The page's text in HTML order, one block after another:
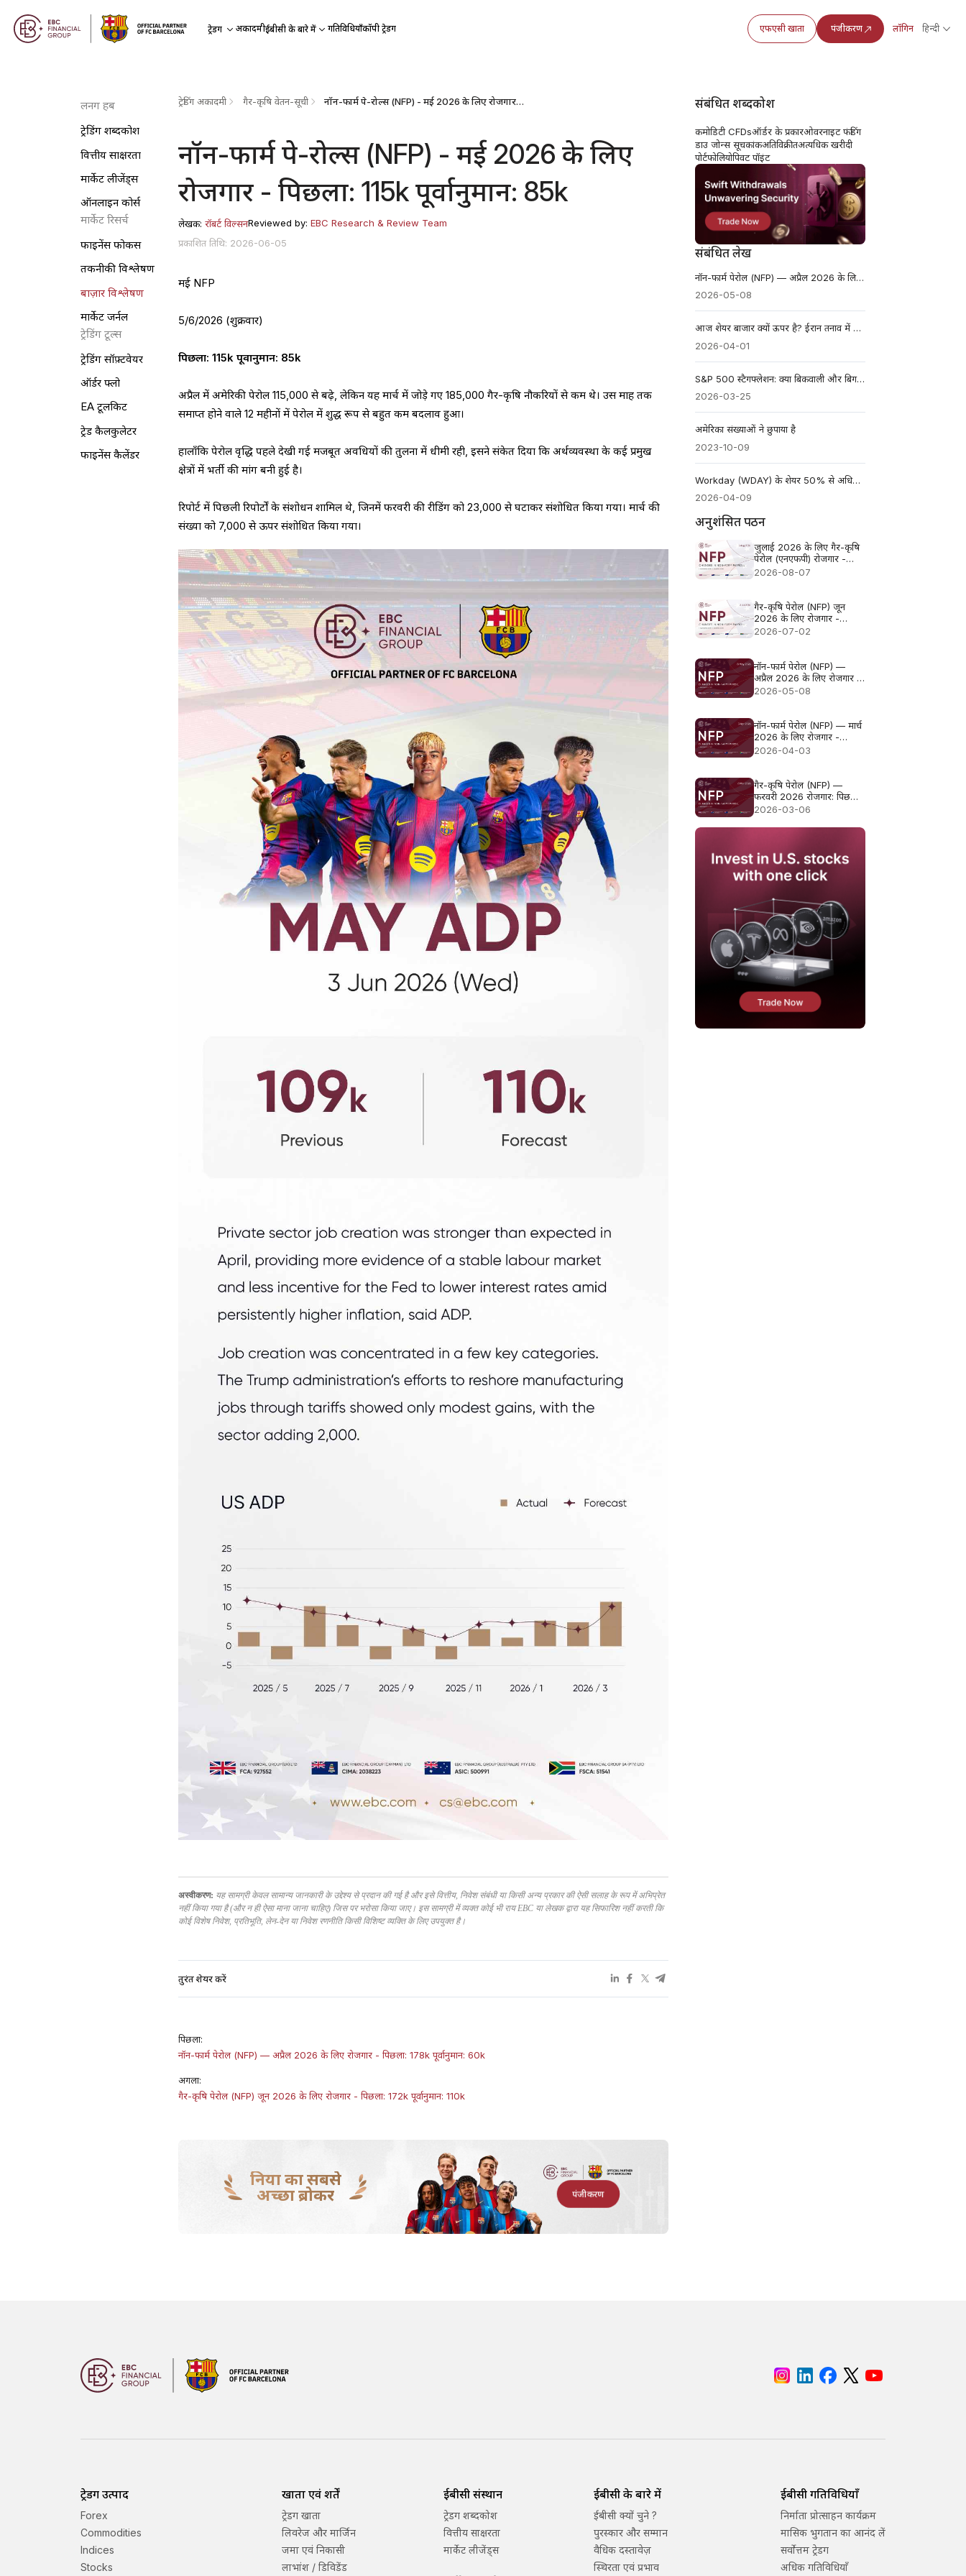
ट्रेडिंग अकादमीईबीसी के बारे में गतिविधियाँकॉपी ट्रेडिंग एफएसी खाता पंजीकरण लॉगिन हिन्दी
लर्निंग हब
ट्रेडिंग शब्दकोश
वित्तीय साक्षरता
मार्केट लीजेंड्स
ऑनलाइन कोर्स
मार्केट रिसर्च
फाइनेंस फोकस
तकनीकी विश्लेषण
बाज़ार विश्लेषण
मार्केट जर्नल
ट्रेडिंग टूल्स
ट्रेडिंग सॉफ़्टवेयर
ऑर्डर फ्लो
EA टूलकिट
ट्रेड कैलकुलेटर
फाइनेंस कैलेंडर
ट्रेडिंग अकादमी गैर-कृषि वेतन-सूची नॉन-फार्म पे-रोल्स (NFP) - मई 2026 के लिए रोजगार - पिछला: 115k पूर्वानुमान: 85k
नॉन-फार्म पे-रोल्स (NFP) - मई 2026 के लिए
रोजगार - पिछला: 115k पूर्वानुमान: 85k
लेखक:रॉबर्ट विल्सनReviewed by:EBC Research & Review Team
प्रकाशित तिथि: 2026-06-05
मई NFP
5/6/2026 (शुक्रवार)
पिछला: 115k पूर्वानुमान: 85k
अप्रैल में अमेरिकी पेरोल 115,000 से बढ़े, लेकिन यह मार्च में जोड़े गए 185,000 गैर-कृषि नौकरियों से कम थे। उस माह तक
समाप्त होने वाले 12 महीनों में पेरोल में शुद्ध रूप से बहुत कम बदलाव हुआ।
हालाँकि पेरोल वृद्धि पहले देखी गई मजबूत अवधियों की तुलना में धीमी रही, इसने संकेत दिया कि अर्थव्यवस्था के कई प्रमुख
क्षेत्रों में भर्ती की मांग बनी हुई है।
रिपोर्ट में पिछली रिपोर्टों के संशोधन शामिल थे, जिनमें फरवरी की रीडिंग को 23,000 से घटाकर संशोधित किया गया। मार्च की
संख्या को 7,000 से ऊपर संशोधित किया गया।
अस्वीकरण: यह सामग्री केवल सामान्य जानकारी के उद्देश्य से प्रदान की गई है और इसे वित्तीय, निवेश संबंधी या किसी अन्य प्रकार की ऐसी सलाह के रूप में अभिप्रेत
नहीं किया गया है (और न ही ऐसा माना जाना चाहिए) जिस पर भरोसा किया जाए। इस सामग्री में व्यक्त कोई भी राय EBC या लेखक द्वारा यह सिफारिश नहीं करती कि
कोई विशेष निवेश, प्रतिभूति, लेन-देन या निवेश रणनीति किसी विशिष्ट व्यक्ति के लिए उपयुक्त है।
तुरंत शेयर करें
पिछला:
नॉन-फार्म पेरोल (NFP) — अप्रैल 2026 के लिए रोजगार - पिछला: 178k पूर्वानुमान: 60k
अगला:
गैर-कृषि पेरोल (NFP) जून 2026 के लिए रोजगार - पिछला: 172k पूर्वानुमान: 110k
दुनिया का सबसे
अच्छा ब्रोकर
पंजीकरण
संबंधित शब्दकोश
कमोडिटी CFDsऑर्डर के प्रकारओवरनाइट फंडिंग
डाउ जोन्स सूचकांकअतिविक्रीतअत्यधिक खरीदी
पोर्टफोलियोपिवट पॉइंट
संबंधित लेख
नॉन-फार्म पेरोल (NFP) — अप्रैल 2026 के लिए रोजगार - पिछला: 178k पूर्वानुमान: 60k
2026-05-08
आज शेयर बाजार क्यों ऊपर है? ईरान तनाव में कमी से हुई रैली की व्याख्या
2026-04-01
S&P 500 स्टैगफ्लेशन: क्या बिकवाली और बिगड़ रही है?
2026-03-25
अमेरिका संख्याओं ने छुपाया है
2023-10-09
Workday (WDAY) के शेयर 50% से अधिक गिर गए: क्या AI खतरे को ज़्यादा आंका गया है?
2026-04-09
अनुशंसित पठन
जुलाई 2026 के लिए गैर-कृषि
पेरोल (एनएफपी) रोजगार -
पिछला आंकड़ा: 57 हजार,
2026-08-07
गैर-कृषि पेरोल (NFP) जून
2026 के लिए रोजगार -
पिछला: 172k पूर्वानुमान: 110k
2026-07-02
नॉन-फार्म पेरोल (NFP) —
अप्रैल 2026 के लिए रोजगार -
पिछला: 178k पूर्वानुमान: 60k
2026-05-08
नॉन-फार्म पेरोल (NFP) — मार्च
2026 के लिए रोजगार -
पिछला: -92k पूर्वानुमान: 55k
2026-04-03
गैर-कृषि पेरोल (NFP) —
फरवरी 2026 रोजगार: पिछला:
130k अनुमान: 60k
2026-03-06
ट्रेडिंग उत्पाद
Forex
Commodities
Indices
Stocks
खाता एवं शर्तें
ट्रेडिंग खाता
लिवरेज और मार्जिन
जमा एवं निकासी
लाभांश / डिविडेंड
ईबीसी संस्थान
ट्रेडिंग शब्दकोश
वित्तीय साक्षरता
मार्केट लीजेंड्स
ईबीसी के बारे में
ईबीसी क्यों चुने ?
पुरस्कार और सम्मान
वैधिक दस्तावेज़
स्थिरता एवं प्रभाव
ईबीसी गतिविधियाँ
निर्माता प्रोत्साहन कार्यक्रम
मासिक भुगतान का आनंद लें
सर्वोत्तम ट्रेडिंग
अधिक गतिविधियाँ